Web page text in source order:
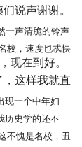
说声谢谢。
一声清脆的铃声
校，速度也忒快
现在到好。
这样我就直
现一个中年妇
历史学的还不
不愧是名校，丑